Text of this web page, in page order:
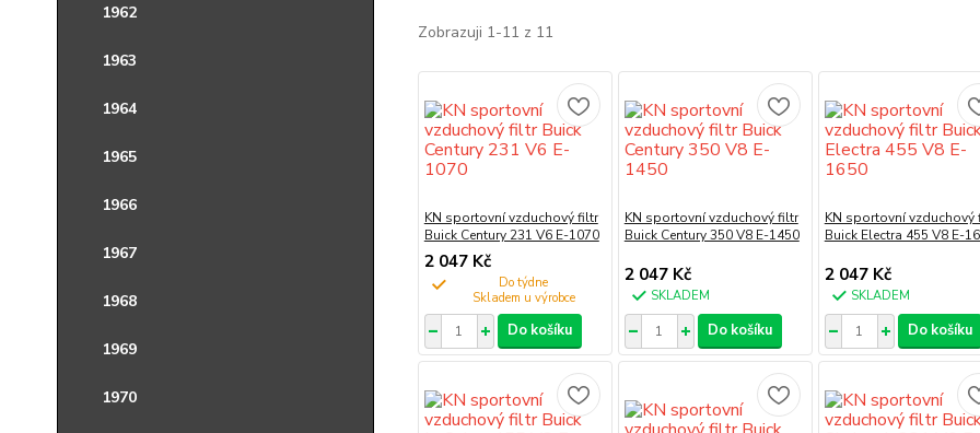
1962
1963
1964
1965
1966
1967
1968
1969
1970
Zobrazuji 1-11 z 11
KN sportovní vzduchový filtr
Buick Century 231 V6 E-1070
2 047 Kč
Do týdne
Do košíku
KN sportovní vzduchový filtr
Buick Century 350 V8 E-1450
2 047 Kč
SKLADEM
Do košíku
KN sportovní vzduchový
Buick Electra 455 V8 E-
2 047 Kč
SKLADEM
Do košíku